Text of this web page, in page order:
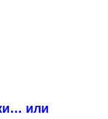
или